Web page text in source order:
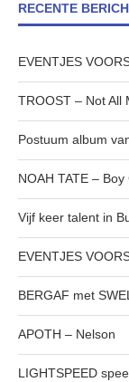
RECENTE
EVENTJES
TROOST – Not All
Postuum album
NOAH TATE – Boy
Vijf keer talent in
EVENTJES
BERGAF met
APOTH – Nelson
LIGHTSPEED